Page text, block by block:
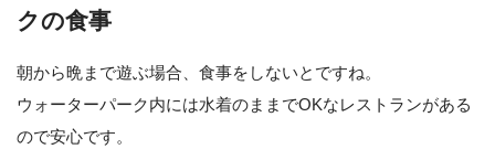
クの食事
朝から晩まで遊ぶ場合、食事をしないとですね。
ウォーターパーク内には水着のままでOKなレストランがある
ので安心です。